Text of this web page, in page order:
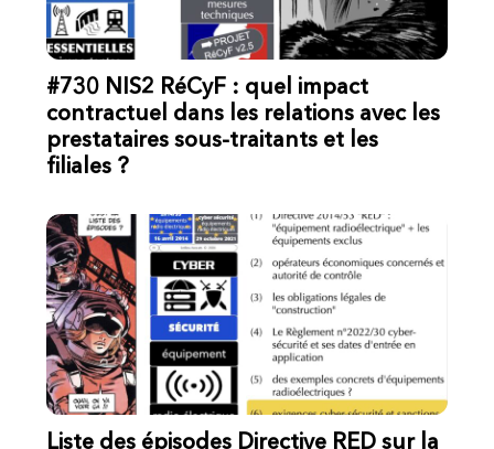
#730 NIS2 RéCyF : quel impact
contractuel dans les relations avec les
prestataires sous-traitants et les
filiales ?
Liste des épisodes Directive RED sur la